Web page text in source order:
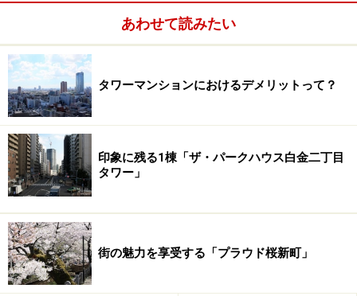
パークコート赤坂 ザ タワー
薬研坂のタワー分譲がいよいよスタートする。43階建
あわせて読みたい
タワーマンションにおけるデメリットって？
印象に残る1棟「ザ・パークハウス白金二丁目
タワー」
街の魅力を享受する「プラウド桜新町」